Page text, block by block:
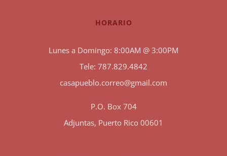
HORARIO
Lunes a Domingo: 8:00AM @ 3:00PM
Tele: 787.829.4842
casapueblo.correo@gmail.com
P.O. Box 704
Adjuntas, Puerto Rico 00601